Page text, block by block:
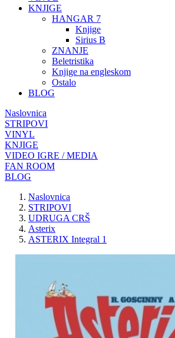
KNJIGE
HANGAR 7
Knjige
Sirius B
ZNANJE
Beletristika
Knjige na engleskom
Ostalo
BLOG
Naslovnica
STRIPOVI
VINYL
KNJIGE
VIDEO IGRE / MEDIA
FAN ROOM
BLOG
Naslovnica
STRIPOVI
UDRUGA CRŠ
Asterix
ASTERIX Integral 1